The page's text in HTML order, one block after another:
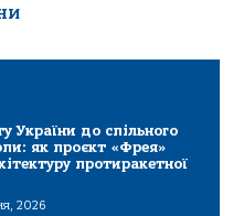
України до спільного
як проєкт «Фрея»
протиракетної
2026